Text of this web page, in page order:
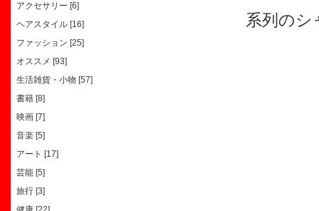
系列のシ
アクセサリー [6]
ヘアスタイル [16]
ファッション [25]
オススメ [93]
生活雑貨・小物 [57]
書籍 [8]
映画 [7]
音楽 [5]
アート [17]
芸能 [5]
旅行 [3]